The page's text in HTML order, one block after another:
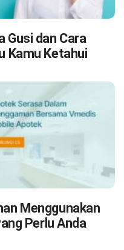
Gusi dan Cara
Kamu Ketahui
Menggunakan
Perlu Anda